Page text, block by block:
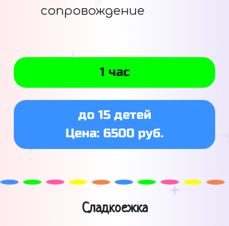
сопровождение
1 час
до 15 детей
Цена: 6500 руб.
Сладкоежка